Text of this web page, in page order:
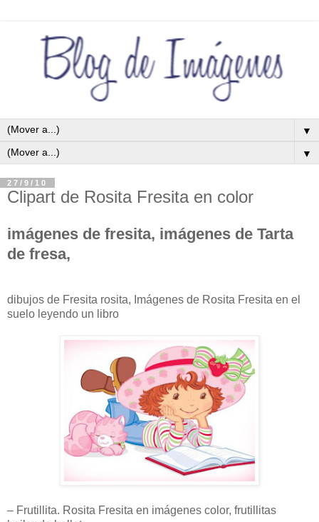
▼
▼
27/9/10
Clipart de Rosita Fresita en color
imágenes de fresita, imágenes de Tarta
de fresa,
dibujos de Fresita rosita, Imágenes de Rosita Fresita en el
suelo leyendo un libro
– Frutillita. Rosita Fresita en imágenes color, frutillitas